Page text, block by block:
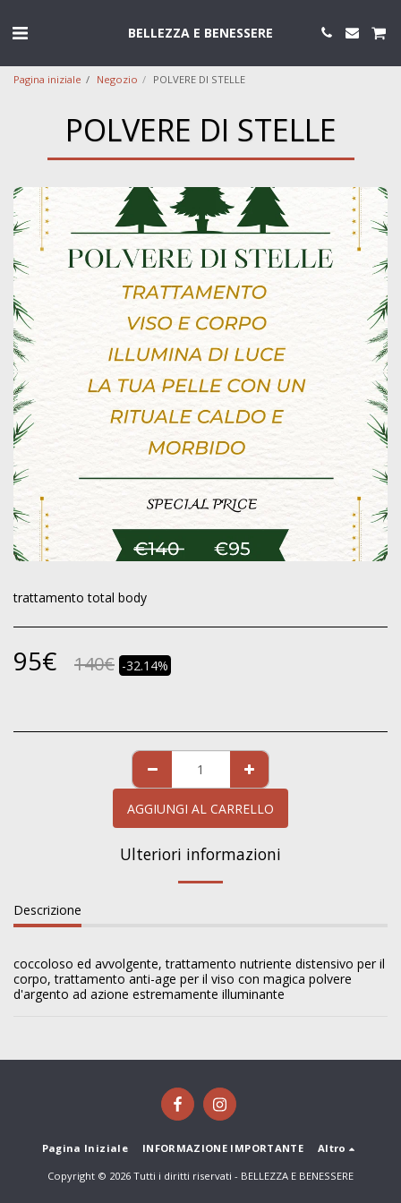
BELLEZZA E BENESSERE
Pagina iniziale Negozio POLVERE DI STELLE
POLVERE DI STELLE
trattamento total body
95€ 140€ -32.14%
AGGIUNGI AL CARRELLO
Ulteriori informazioni
Descrizione
coccoloso ed avvolgente, trattamento nutriente distensivo per il
corpo, trattamento anti-age per il viso con magica polvere
d'argento ad azione estremamente illuminante
Pagina Iniziale INFORMAZIONE IMPORTANTE Altro
Copyright © 2026 Tutti i diritti riservati - BELLEZZA E BENESSERE